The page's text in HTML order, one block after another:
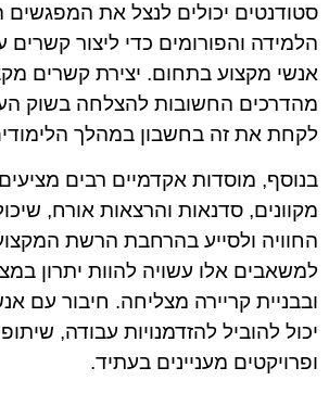
סטודנטים יכולים לנצל את המפגשים
הלמידה והפורומים כדי ליצור
אנשי מקצוע בתחום. יצירת קשרים
מהדרכים החשובות להצלחה בשוק
לקחת את זה בחשבון במהלך
בנוסף, מוסדות אקדמיים רבים
מקוונים, סדנאות והרצאות אורח,
החוויה ולסייע בהרחבת הרשת
למשאבים אלו עשויה להוות יתרון
ובבניית קריירה מצליחה. חיבור עם
יכול להוביל להזדמנויות עבודה,
ופרויקטים מעניינים בעתיד.